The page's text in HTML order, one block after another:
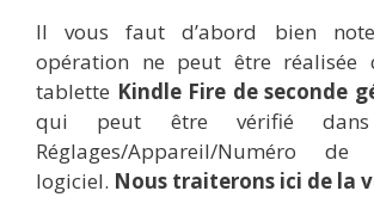
Il vous faut d’abord bien
opération ne peut être réalisée
tablette Kindle Fire de seconde
qui peut être vérifié
Réglages/Appareil/Numéro
logiciel. Nous traiterons ici de la